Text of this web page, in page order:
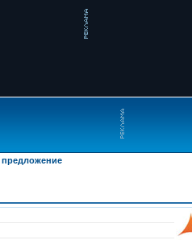
предложение